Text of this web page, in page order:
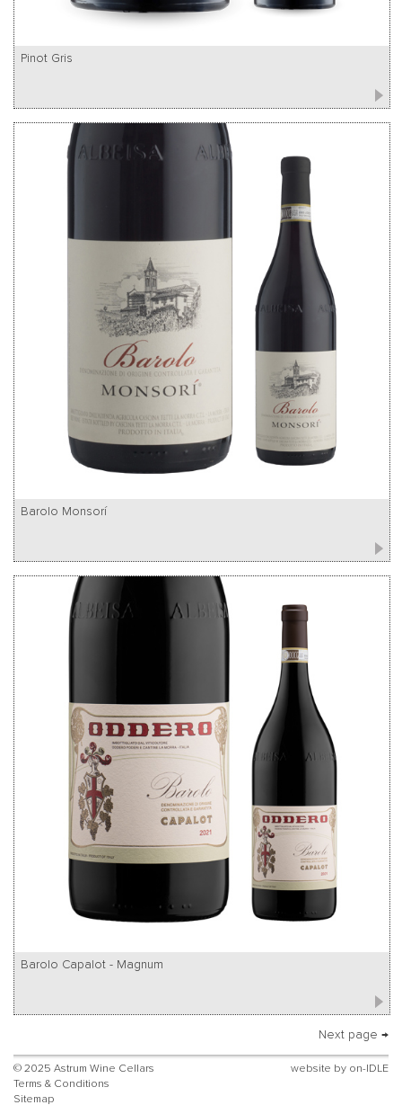
Pinot Gris
Barolo Monsorí
Barolo Capalot - Magnum
Next page →
© 2025 Astrum Wine Cellars
Terms & Conditions
Sitemap
website by on-IDLE